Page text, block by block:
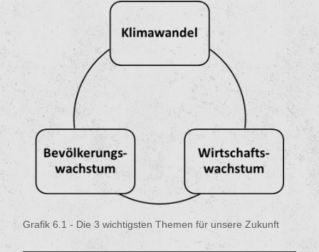
Grafik 6.1 - Die 3 wichtigsten Themen für unsere Zukunft